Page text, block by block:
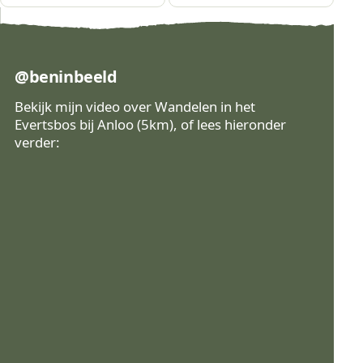
@beninbeeld
Bekijk mijn video over Wandelen in het
Evertsbos bij Anloo (5km), of lees hieronder
verder: